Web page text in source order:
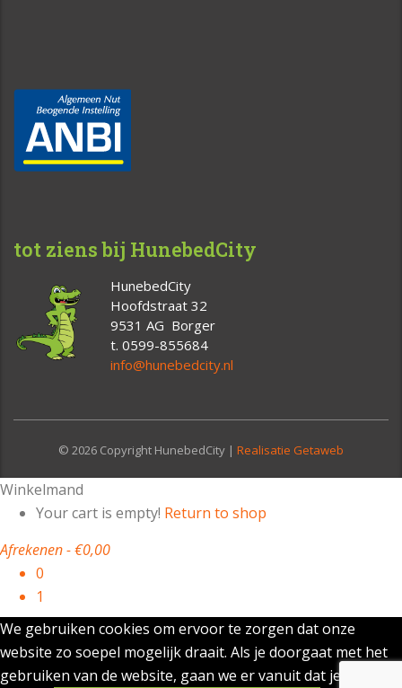
tot ziens bij HunebedCity
HunebedCity
Hoofdstraat 32
9531 AG Borger
t. 0599-855684
info@hunebedcity.nl
© 2026 Copyright HunebedCity | Realisatie Getaweb
Winkelmand
Your cart is empty! Return to shop
Afrekenen-€0,00
0
1
We gebruiken cookies om ervoor te zorgen dat onze
website zo soepel mogelijk draait. Als je doorgaat met het
gebruiken van de website, gaan we er vanuit dat je ermee